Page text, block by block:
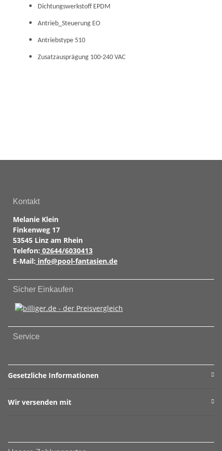
Dichtungswerkstoff EPDM
Antrieb_Steuerung EO
Antriebstype 510
Zusatzausprägung 100-240 VAC
Kontakt
Melanie Klein
Finkenweg 17
53545 Linz am Rhein
Telefon: 02644/6030413
E-Mail: info@pool-fantasien.de
Sicher Einkaufen
Service
Gesetzliche Informationen
Wir versenden mit